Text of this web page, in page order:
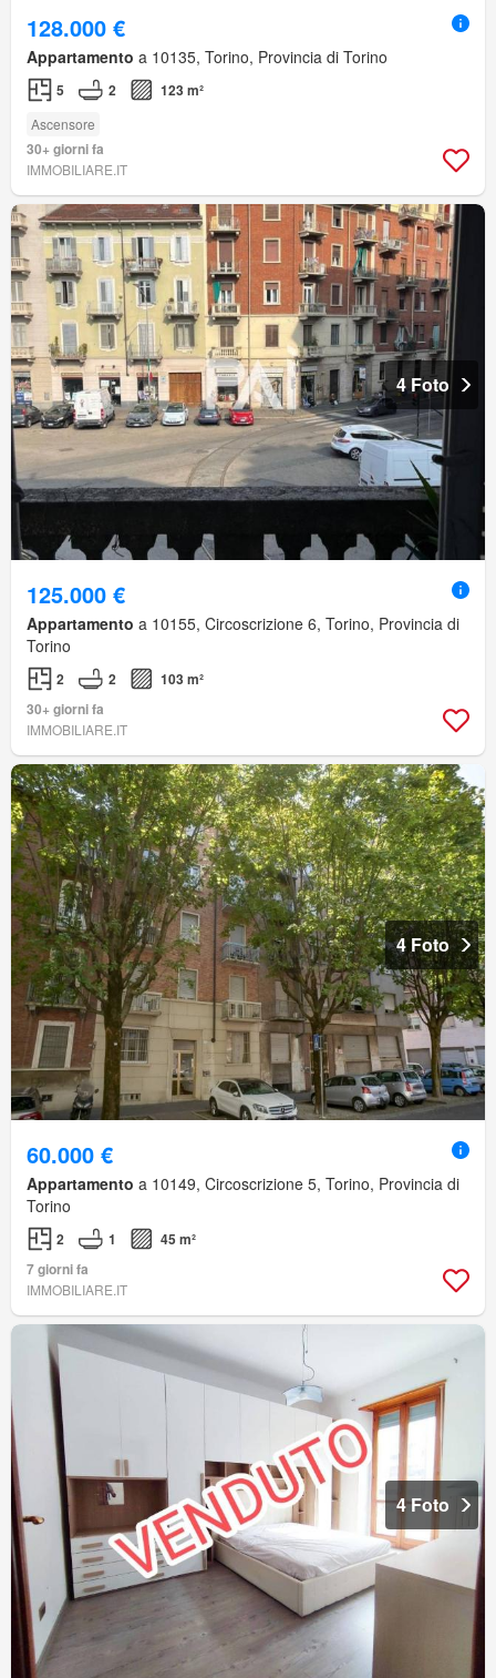
128.000 €
Appartamento a 10135, Torino, Provincia di Torino
5 2 123 m²
Ascensore
30+ giorni fa
IMMOBILIARE.IT
4 Foto
125.000 €
Appartamento a 10155, Circoscrizione 6, Torino, Provincia di
Torino
2 2
103 m²
30+ giorni fa
IMMOBILIARE.IT
4 Foto
60.000 €
Appartamento a 10149, Circoscrizione 5, Torino, Provincia di
Torino
2 1
45 m²
7 giorni fa
IMMOBILIARE.IT
4 Foto